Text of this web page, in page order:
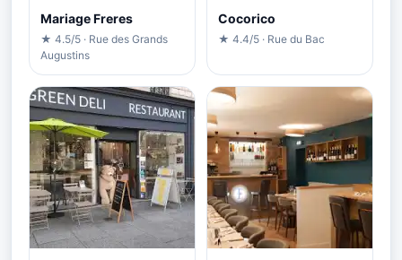
Mariage Freres
★ 4.5/5 · Rue des Grands
Augustins
Cocorico
★ 4.4/5 · Rue du Bac